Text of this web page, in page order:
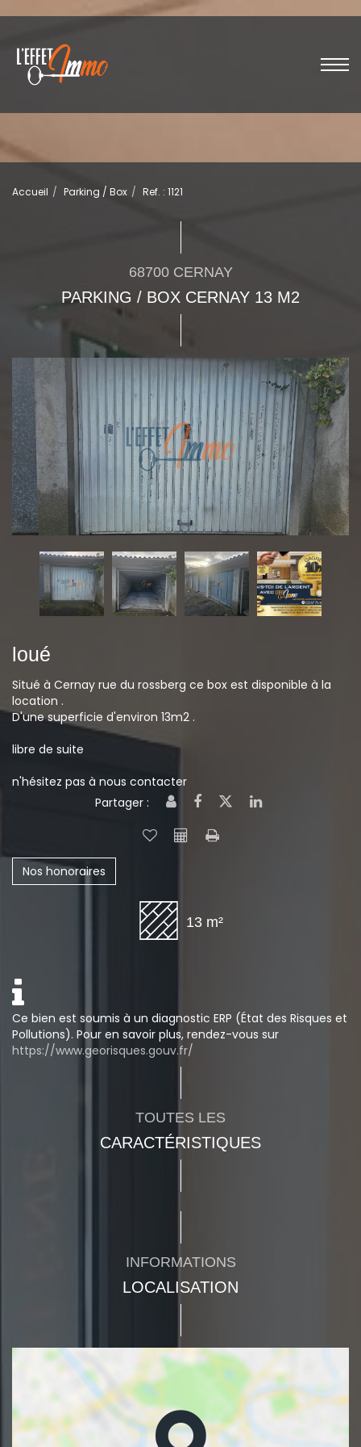
Accueil Parking / Box Ref. : 1121
68700 CERNAY
PARKING / BOX CERNAY 13 M2
loué
Situé à Cernay rue du rossberg ce box est disponible à la
location .
D'une superficie d'environ 13m2 .
libre de suite
n'hésitez pas à nous contacter
Partager :
Nos honoraires
13 m²
Ce bien est soumis à un diagnostic ERP (État des Risques et
Pollutions). Pour en savoir plus, rendez-vous sur
https://www.georisques.gouv.fr/
TOUTES LES
CARACTÉRISTIQUES
INFORMATIONS
LOCALISATION